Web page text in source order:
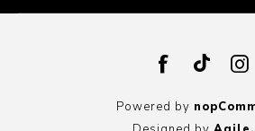
Powered by